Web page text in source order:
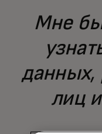
Мне
данных,
лиц